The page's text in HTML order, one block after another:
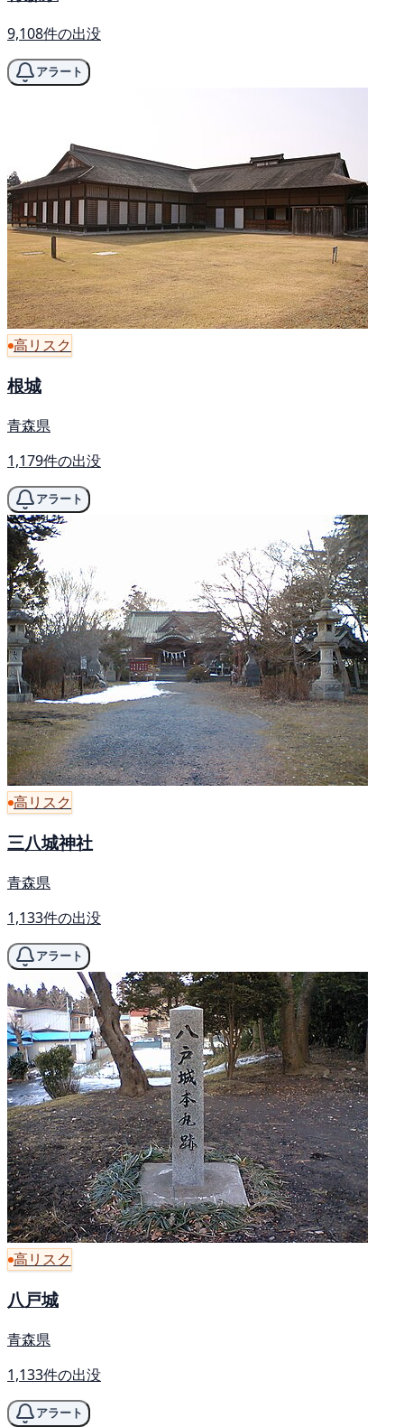
9,108件の出没
アラート
高リスク
根城
青森県
1,179件の出没
アラート
高リスク
三八城神社
青森県
1,133件の出没
アラート
高リスク
八戸城
青森県
1,133件の出没
アラート